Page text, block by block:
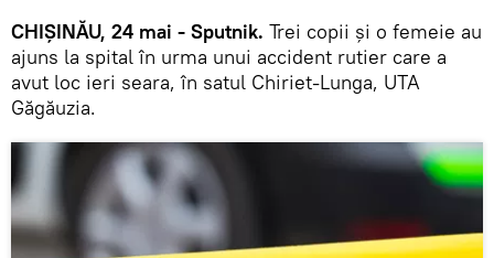
CHIȘINĂU, 24 mai - Sputnik. Trei copii și o femeie au
ajuns la spital în urma unui accident rutier care a
avut loc ieri seara, în satul Chiriet-Lunga, UTA
Găgăuzia.